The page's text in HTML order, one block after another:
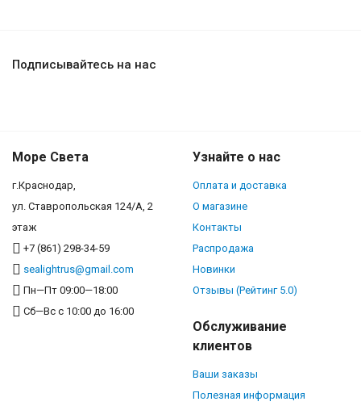
Подписывайтесь на нас
Море Света
г.Краснодар,
ул. Ставропольская 124/А, 2
этаж
+7 (861) 298-34-59
sealightrus@gmail.com
Пн—Пт 09:00—18:00
Сб—Вс с 10:00 до 16:00
Узнайте о нас
Оплата и доставка
О магазине
Контакты
Распродажа
Новинки
Отзывы (Рейтинг 5.0)
Обслуживание
клиентов
Ваши заказы
Полезная информация